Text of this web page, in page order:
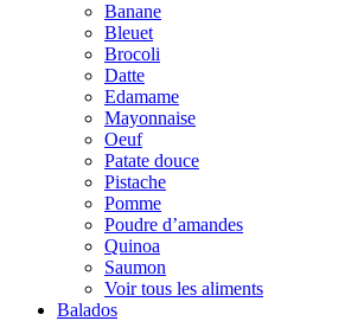
Banane
Bleuet
Brocoli
Datte
Edamame
Mayonnaise
Oeuf
Patate douce
Pistache
Pomme
Poudre d’amandes
Quinoa
Saumon
Voir tous les aliments
Balados